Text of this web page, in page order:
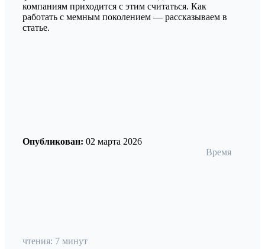
компаниям приходится с этим считаться. Как
работать с мемным поколением — рассказываем в
статье.
Опубликован: 02 марта 2026
Время
чтения: 7 минут